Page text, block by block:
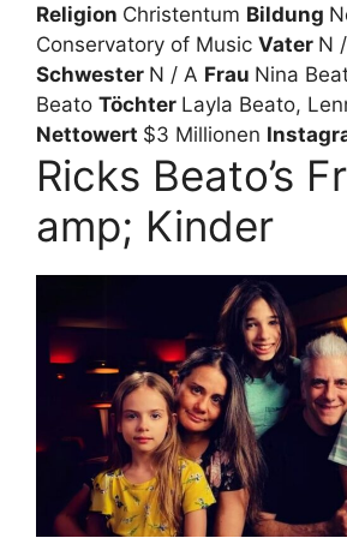
Religion Christentum Bildung
Conservatory of Music Vater N
Schwester N / A Frau Nina
Beato Töchter Layla Beato,
Nettowert $3 Millionen
Ricks Beato’s
amp; Kinder